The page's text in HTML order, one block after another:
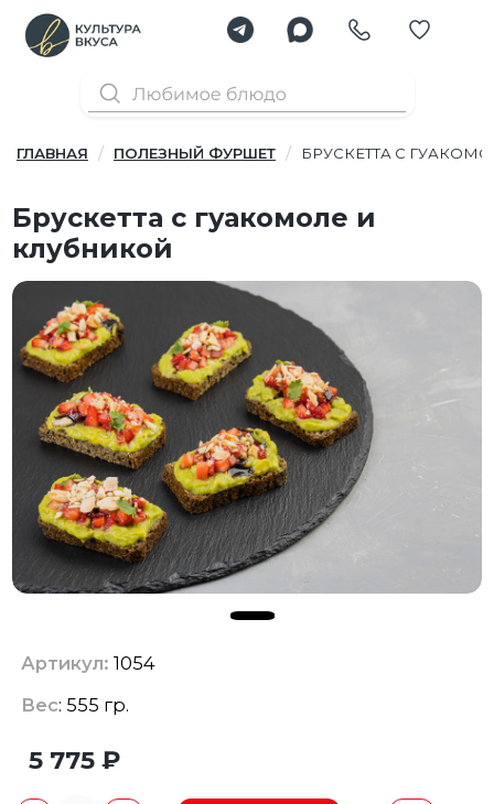
ГЛАВНАЯ ПОЛЕЗНЫЙ ФУРШЕТ БРУСКЕТТА С
Брускетта с гуакомоле и
клубникой
Артикул: 1054
Вес: 555 гр.
5 775 ₽